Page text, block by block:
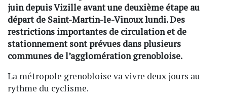
juin depuis Vizille avant une deuxième étape au
départ de Saint-Martin-le-Vinoux lundi. Des
restrictions importantes de circulation et de
stationnement sont prévues dans plusieurs
communes de l’agglomération grenobloise.
La métropole grenobloise va vivre deux jours au
rythme du cyclisme.